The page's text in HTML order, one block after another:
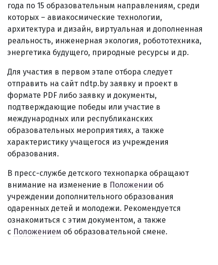
года по 15 образовательным направлениям, среди
которых – авиакосмические технологии,
архитектура и дизайн, виртуальная и дополненная
реальность, инженерная экология, робототехника,
энергетика будущего, природные ресурсы и др.
Для участия в первом этапе отбора следует
отправить на сайт ndtp.by заявку и проект в
формате PDF либо заявку и документы,
подтверждающие победы или участие в
международных или республиканских
образовательных мероприятиях, а также
характеристику учащегося из учреждения
образования.
В пресс-службе детского технопарка обращают
внимание на изменение в Положении об
учреждении дополнительного образования
одаренных детей и молодежи. Рекомендуется
ознакомиться с этим документом, а также
с Положением об образовательной смене.